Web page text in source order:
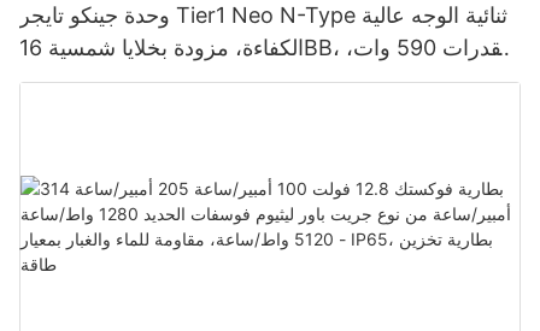
وحدة جينكو تايجر Tier1 Neo N-Type ثنائية الوجه عالية
الكفاءة، مزودة بخلايا شمسية 16BB، بقدرات 590 وات،
620 وات، 630 وات، و650 وات.